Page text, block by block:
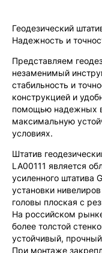
Геодезический
Надежность и
Представляем
незаменимый
стабильность и
конструкцией и
помощью надежных
максимальную
условиях.
Штатив
LA00111 является
усиленного штатива
установки
головы плоская с
На российском
более толстой
устойчивый,
При монтаже